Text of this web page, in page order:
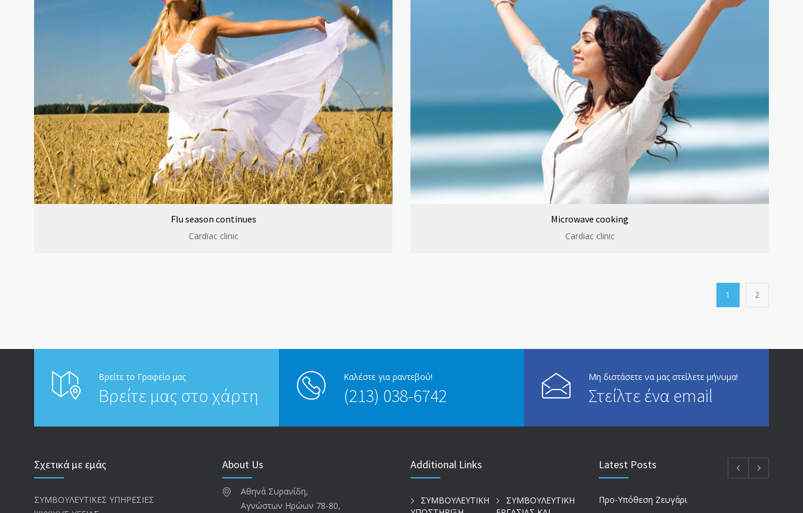
Flu season continues
Cardiac clinic
Microwave cooking
Cardiac clinic
1 2
Βρείτε το Γραφείο μας
Βρείτε μας στο χάρτη
Καλέστε για ραντεβού!
(213) 038-6742
Μη διστάσετε να μας στείλετε μήνυμα!
Στείλτε ένα email
Σχετικά με εμάς
ΣΥΜΒΟΥΛΕΥΤΙΚΕΣ ΥΠΗΡΕΣΙΕΣ
About Us
Αθηνά Συρανίδη,
Αγνώστων Ηρώων 78-80,
Additional Links
ΣΥΜΒΟΥΛΕΥΤΙΚΗ
ΣΥΜΒΟΥΛΕΥΤΙΚΗ
Latest Posts
Προ-Υπόθεση Ζευγάρι